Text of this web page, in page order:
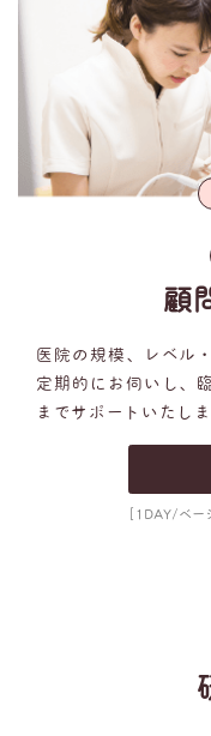
顧
医院の規模、レベル
定期的にお伺いし、
までサポートいたしま
[1DAY/ベー